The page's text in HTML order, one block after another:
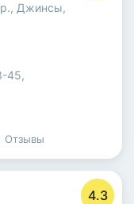
, Джинсы,
45,
Отзывы
4.3